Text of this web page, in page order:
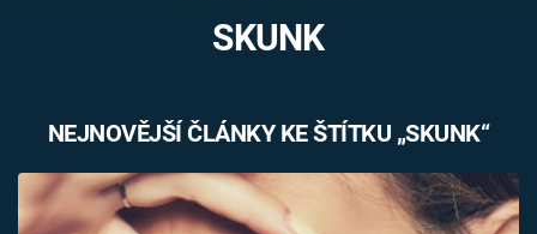
VETŘELCI DÁVNOVĚKU
Témata
SKUNK
NEJNOVĚJŠÍ ČLÁNKY KE ŠTÍTKU „SKUNK“